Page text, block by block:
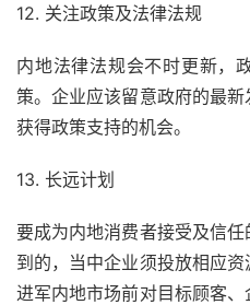
12. 关注政策及法律法规
内地法律法规会不时更新，
策。企业应该留意政府的最
获得政策支持的机会。
13. 长远计划
要成为内地消费者接受及信
到的，当中企业须投放相应
进军内地市场前对目标顾客